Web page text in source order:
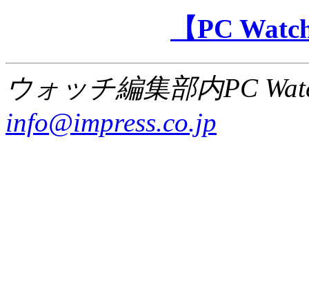
【PC
ウォッチ編集部内PC
info@impress.co.jp